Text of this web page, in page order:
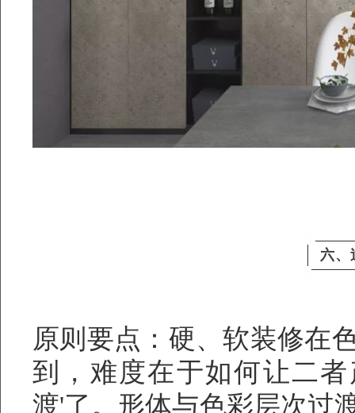
六、
原则要点：硬、软装修在
到，难度在于如何让二
渡'了。形体与色彩层次过